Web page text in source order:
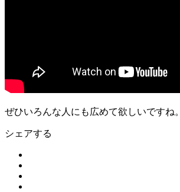
ぜひいろんな人にも広めて欲しいですね。
シェアする